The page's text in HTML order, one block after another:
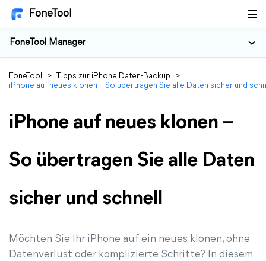
FoneTool
FoneTool Manager
FoneTool > Tipps zur iPhone Daten-Backup
>
iPhone auf neues klonen – So übertragen Sie alle Daten sicher und
iPhone auf neues klonen –
So übertragen Sie alle Daten
sicher und schnell
Möchten Sie Ihr iPhone auf ein neues klonen, ohne
Datenverlust oder komplizierte Schritte? In diesem